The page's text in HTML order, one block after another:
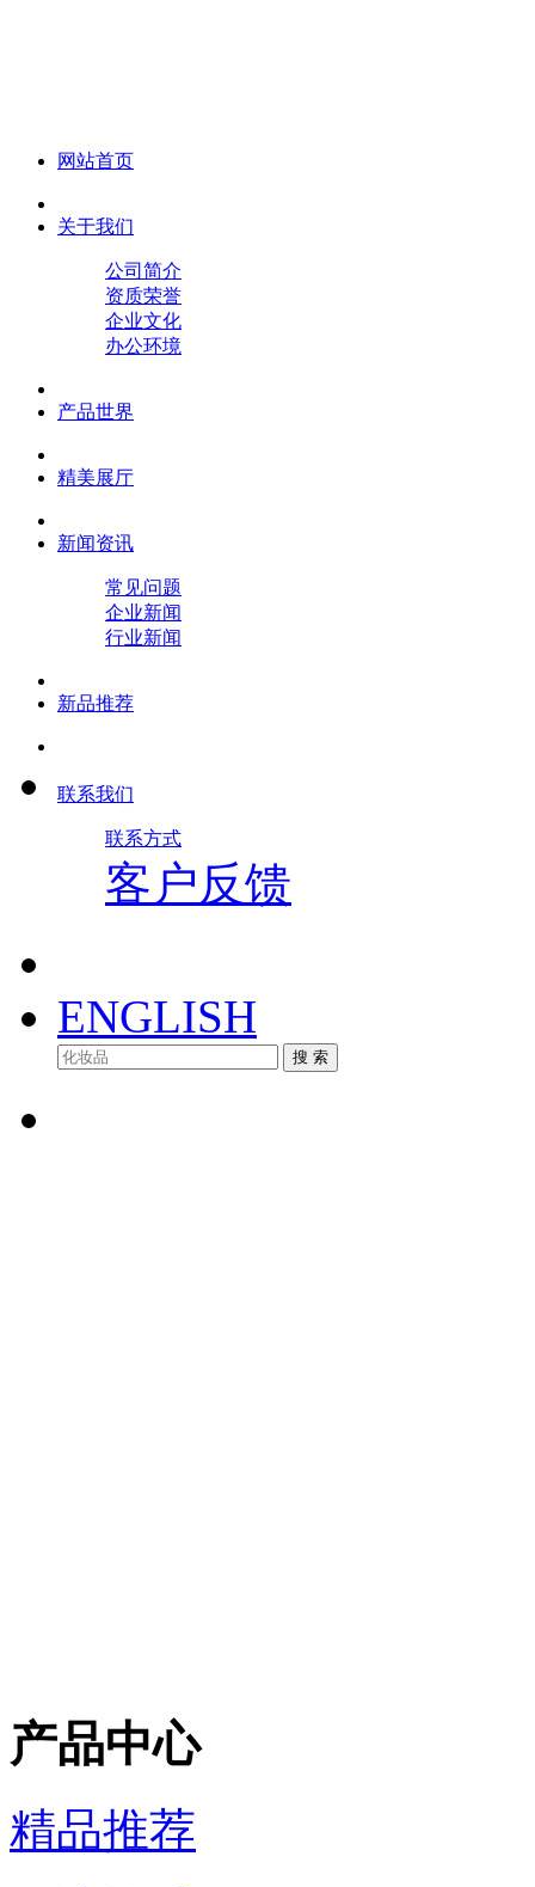
网站首页
关于我们
公司简介
资质荣誉
企业文化
办公环境
产品世界
精美展厅
新闻资讯
常见问题
企业新闻
行业新闻
新品推荐
联系我们
联系方式
客户反馈
ENGLISH
产品中心
精品推荐